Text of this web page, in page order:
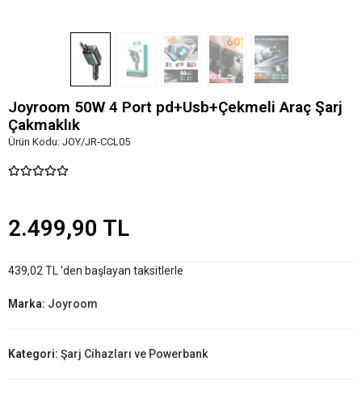
Joyroom 50W 4 Port pd+Usb+Çekmeli Araç Şarj
Çakmaklık
Ürün Kodu: JOY/JR-CCL05
2.499,90 TL
439,02 TL 'den başlayan taksitlerle
Marka: Joyroom
Kategori: Şarj Cihazları ve Powerbank